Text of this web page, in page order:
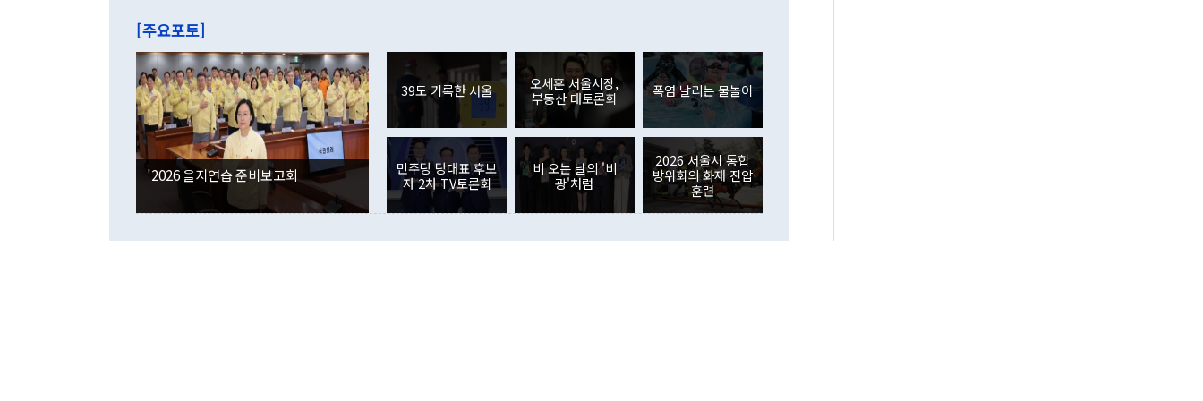
이 9월 러시아 블라디보스토크에서 열리는 '동방경제포럼(EEF)'을 언급하
며 "정부 차원에서 (참석을) 검토하고 있다"고 발언한 데 대해서도 조 장관
은 "그것은 외교부의 몫"이라며 "아직 거기까지 진도가 나가지 않았다"고
잘랐다. 정 장관이 이날 소개한 대북 구상과 설명은 정부 내 조율을 거치지
않았다는 점에서 문제가 있다. 특히 주적 표현 대체와 국호 사용, 9·19 군
사합의 복원, 4자회담 추진 등은 통일부 장관이 결정할 사안이 아니어서 월
권이라는 지적이 나오고 있다. 이 대통령은 정 장관의 업무보고를 듣고 난
뒤 "여기 업무보고에 발표했다고 승인난 건 아니다"라고 재차 확인했다. 정
부의 한 소식통은 "정 장관의 발언 내용은 대부분 국가안전보장회의(NSC)
를 거쳐 결정된 사안이 아닌 정 장관의 개인적 생각에 가깝다"며 "안보 관
련 부처 장관이 정부의 공식 정책이 아닌 사안을 추진하겠다고 업무보고를
하고 대통령의 면전에서 '국군통수권자가 나서야 한다'고 주장한 것은 심각
였던 올해 3월(369억9000만달러)을 넘어선 것이다. 직접투자에서는 내국
인의 해외투자가 80억1000만달러, 외국인의 국내투자가 46억3000만달러
각각 증가했다. 증권투자에서는 외국인의 국내 주식 매도세가 이어졌다. 외
국인의 국내 주식 투자는 차익실현 매도 등의 영향으로 316억1000만달러
감소하며 전월(-310억5000만달러)에 이어 역대 최대 순매도 기록을 다시
경신했다. 외국인의 국내 채권투자는 세계국채지수(WGBI) 자금 유입에도
분기 말 만기도래 영향으로 증가 폭이 줄어든 52억9000만달러를 기록했
다. 내국인의 해외 증권투자는 주식을 중심으로 35억6000만달러 증가했
다. eoyn2@newspim.com
[주요포토]
'2026 을지연습 준비보고회
39도 기록한 서울
오세훈 서울시장,
부동산 대토론회
폭염 날리는 물놀이
민주당 당대표 후보
자 2차 TV토론회
비 오는 날의 '비
광'처럼
2026 서울시 통합
방위회의 화재 진압
훈련